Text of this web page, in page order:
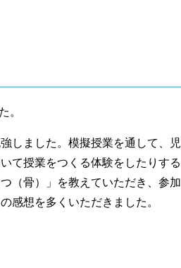
。
しました。模擬授業を通して、児
て授業をつくる体験をしたりする
（骨）」を教えていただき、参加
感想を多くいただきました。